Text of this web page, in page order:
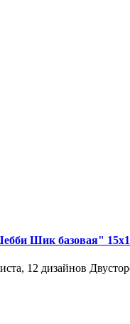
Шик базовая"
12 дизайнов